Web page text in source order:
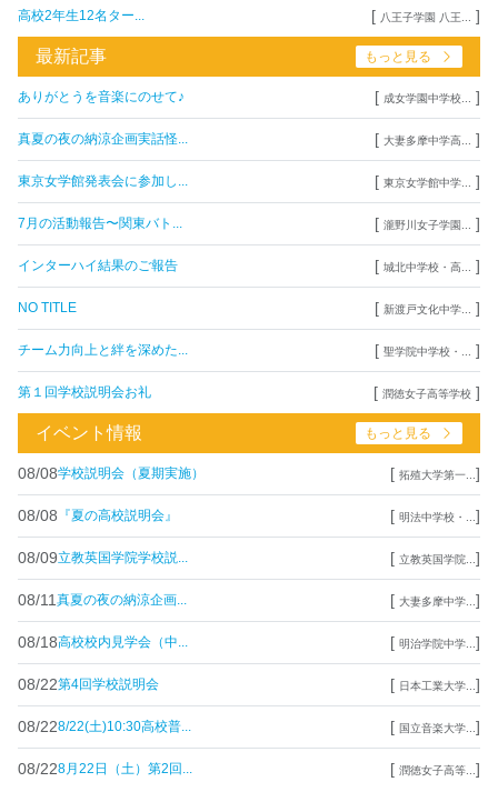
高校2年生12名ター... [ 八王子学園 八王... ]
最新記事 もっと見る
ありがとうを音楽にのせて♪ [ 成女学園中学校... ]
真夏の夜の納涼企画実話怪... [ 大妻多摩中学高... ]
東京女学館発表会に参加し... [ 東京女学館中学... ]
7月の活動報告〜関東バト... [ 瀧野川女子学園... ]
インターハイ結果のご報告 [ 城北中学校・高... ]
NO TITLE [ 新渡戸文化中学... ]
チーム力向上と絆を深めた... [ 聖学院中学校・... ]
第１回学校説明会お礼 [ 潤徳女子高等学校 ]
イベント情報 もっと見る
08/08学校説明会（夏期実施） [ 拓殖大学第一... ]
08/08 『夏の高校説明会』 [ 明法中学校・... ]
08/09立教英国学院学校説... [ 立教英国学院... ]
08/11 真夏の夜の納涼企画... [ 大妻多摩中学... ]
08/18高校校内見学会（中... [ 明治学院中学... ]
08/22第4回学校説明会 [ 日本工業大学... ]
08/228/22(土)10:30高校普... [ 国立音楽大学... ]
08/228月22日（土）第2回... [ 潤徳女子高等... ]